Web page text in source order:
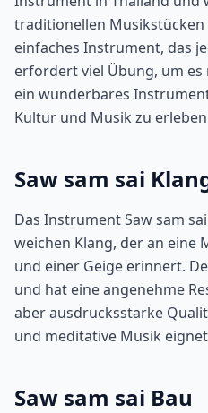
traditionellen Musikstücken
einfaches Instrument, das
erfordert viel Übung, um es
ein wunderbares
Kultur und Musik zu
Saw sam sai
Das Instrument Saw sam
weichen Klang, der an eine
und einer Geige erinnert.
und hat eine angenehme
aber ausdrucksstarke
und meditative Musik
Saw sam sai Bau